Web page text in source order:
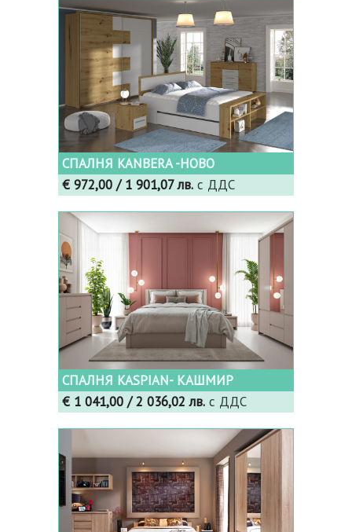
СПАЛНЯ KANBERA -НОВО
€ 972,00 / 1 901,07 лв. с ДДС
СПАЛНЯ KASPIAN- КАШМИР
€ 1 041,00 / 2 036,02 лв. с ДДС